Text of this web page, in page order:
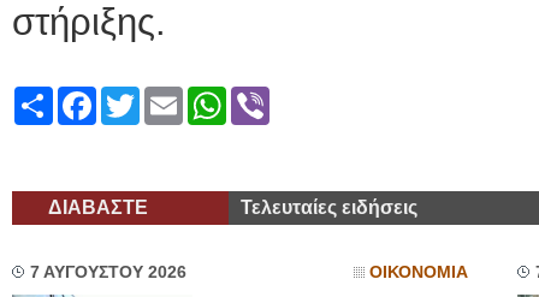
στήριξης.
ShareFacebook
TwitterEmailWhatsApp
ΔΙΑΒΑΣΤΕ Τελευταίες ειδήσεις
7 ΑΥΓΟΥΣΤΟΥ 2026 ΟΙΚΟΝΟΜΙΑ